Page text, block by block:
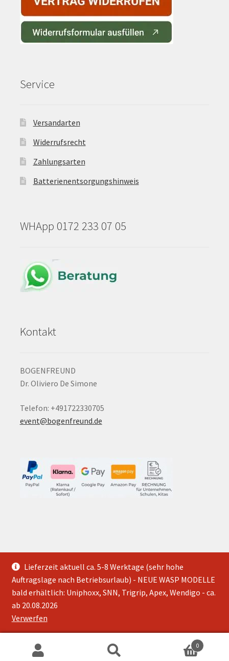
Lieferzeit aktuell ca. 5-8 Werktage (sehr hohe
Auftragslage nach Betriebsurlaub) - NEUE WASP MODELLE
bald erhältlich: Uniphoxx, SNN, Trigrip, Apex, Wendigo - ca.
ab 20.08.2026
Verwerfen
Service
Versandarten
Widerrufsrecht
Zahlungsarten
Batterienentsorgungshinweis
WHApp 0172 233 07 05
Kontakt
BOGENFREUND
Dr. Oliviero De Simone
Telefon: +491722330705
event@bogenfreund.de
2026
0